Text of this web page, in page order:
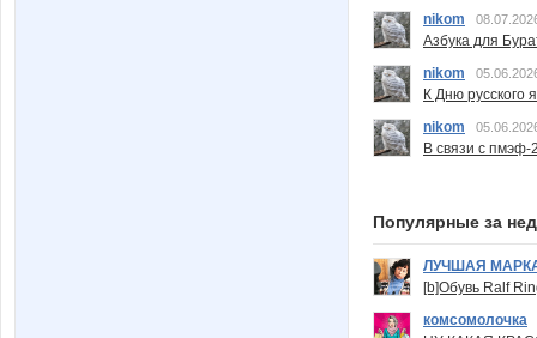
nikom
Азбука для
nikom
К Дню русского
nikom
В связи с пмэф-
Популярные за
ЛУЧШАЯ
[b]Обувь Ralf
комсомолочка